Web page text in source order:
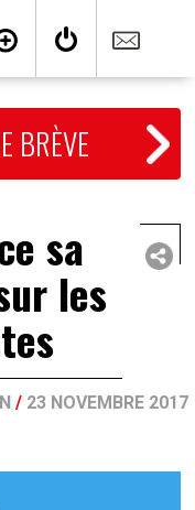
BRÈVE
sa
les
/ 23 NOVEMBRE 2017